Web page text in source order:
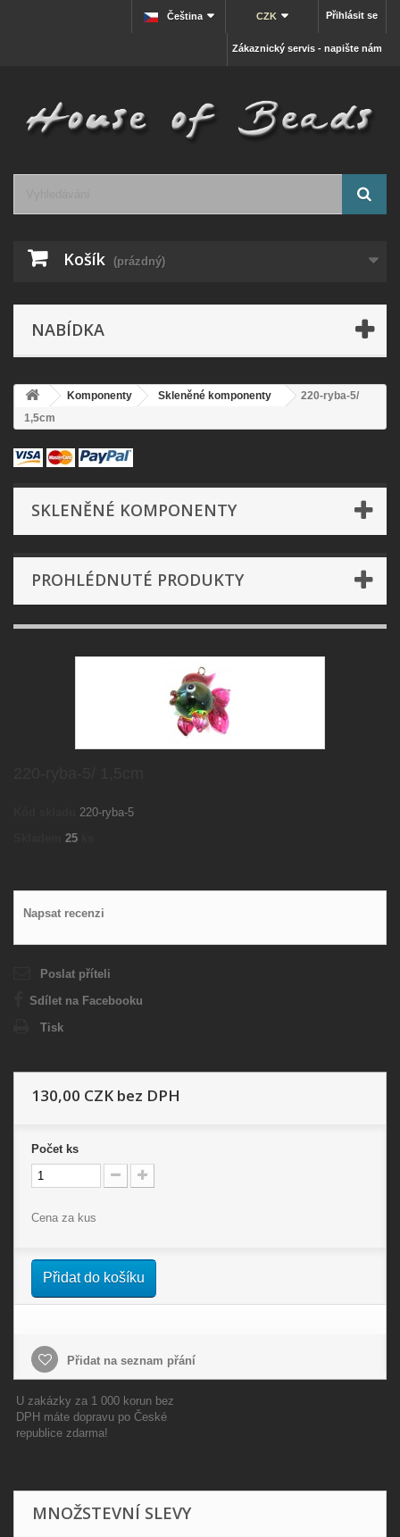
Přihlásit se
CZK
Čeština
Zákaznický servis - napište nám
Košík (prázdný)
NABÍDKA
Komponenty Skleněné komponenty
220-ryba-5/
1,5cm
SKLENĚNÉ KOMPONENTY
PROHLÉDNUTÉ PRODUKTY
220-ryba-5
25
Napsat recenzi
Poslat příteli
Sdílet na Facebooku
Tisk
130,00 CZK bez DPH
Počet ks
Cena za kus
Přidat do košíku
Přidat na seznam přání
U zakázky za 1 000 korun bez
DPH máte dopravu po České
republice zdarma!
MNOŽSTEVNÍ SLEVY